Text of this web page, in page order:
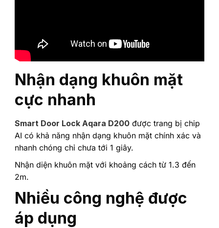
Nhận dạng khuôn mặt
cực nhanh
Smart Door Lock Aqara D200 được trang bị chip
AI có khả năng nhận dạng khuôn mặt chính xác và
nhanh chóng chỉ chưa tới 1 giây.
Nhận diện khuôn mặt với khoảng cách từ 1.3 đến
2m.
Nhiều công nghệ được
áp dụng